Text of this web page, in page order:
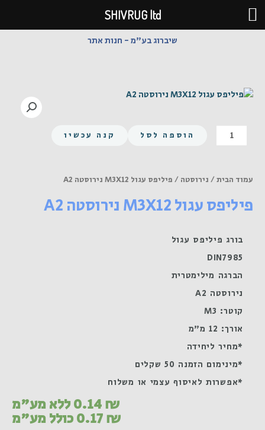
דילוג
לתוכן
שיברוג בע"מ - חנות אתר
כמות
של
נירוסטה
הוספה לסל קנה עכשיו
עמוד הבית/ נירוסטה / פיליפס עגול M3X12 נירוסטה A2
פיליפס עגול M3X12 נירוסטה A2
בורג פיליפס עגול
DIN7985
הברגה מילימטרית
נירוסטה A2
קוטר: M3
אורך: 12 מ"מ
*מחיר ליחידה
*מינימום הזמנה 50 שקלים
*אפשרות לאיסוף עצמי או משלוח
0.14₪ ללא מע"מ
0.17₪ כולל מע"מ
SHIVRUG ltd